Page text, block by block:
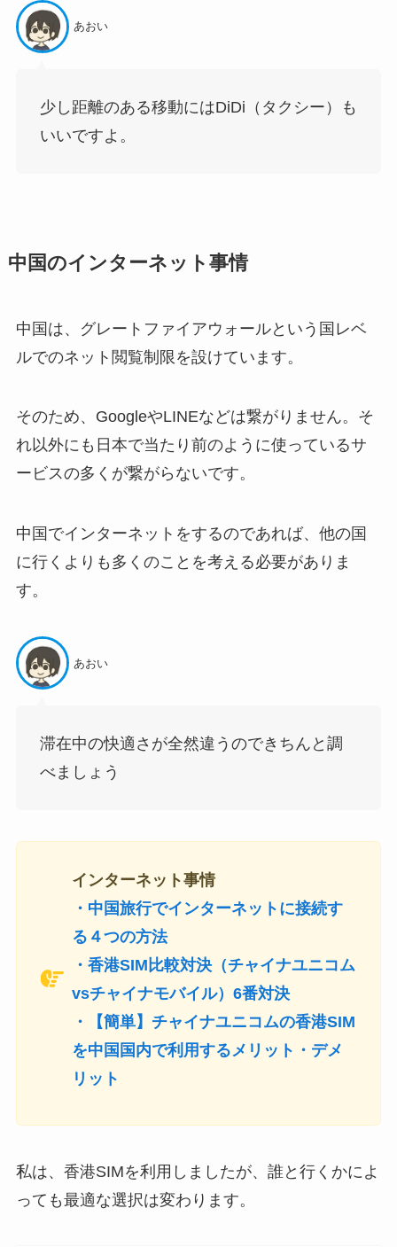
あおい
少し距離のある移動にはDiDi（タクシー）も
いいですよ。
中国のインターネット事情
中国は、グレートファイアウォールという国レベ
ルでのネット閲覧制限を設けています。
そのため、GoogleやLINEなどは繋がりません。そ
れ以外にも日本で当たり前のように使っているサ
ービスの多くが繋がらないです。
中国でインターネットをするのであれば、他の国
に行くよりも多くのことを考える必要がありま
す。
あおい
滞在中の快適さが全然違うのできちんと調
べましょう
インターネット事情
・中国旅行でインターネットに接続す
る４つの方法
・ 香港SIM比較対決（チャイナユニコム
vsチャイナモバイル）6番対決
・
【簡単】チャイナユニコムの香港SIM
を中国国内で利用するメリット・デメ
リット
私は、香港SIMを利用しましたが、誰と行くかによ
っても最適な選択は変わります。